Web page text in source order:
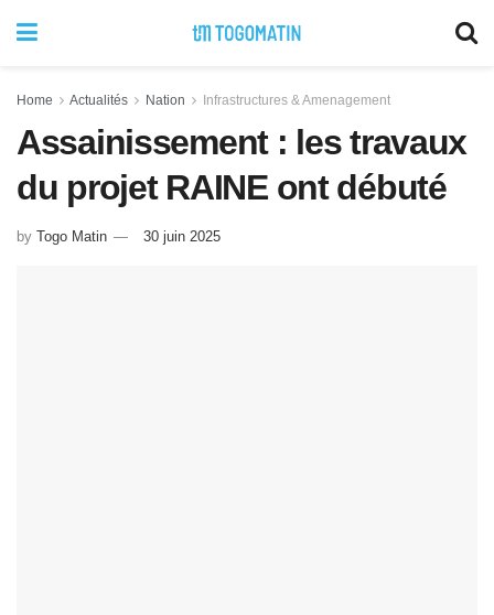
Home Actualités Nation Infrastructures & Amenagement
Assainissement : les travaux
du projet RAINE ont débuté
by Togo Matin 30 juin 2025